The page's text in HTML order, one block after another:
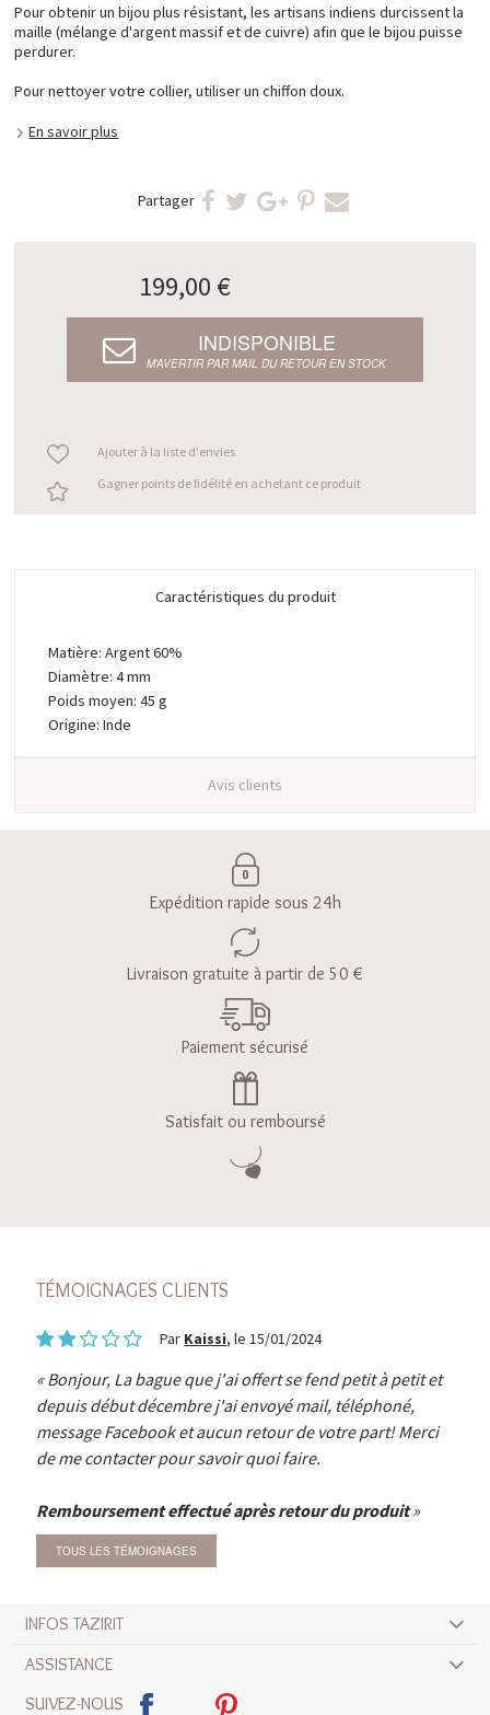
Pour obtenir un bijou plus résistant, les artisans indiens durcissent la
maille (mélange d'argent massif et de cuivre) afin que le bijou puisse
perdurer.
Pour nettoyer votre collier, utiliser un chiffon doux.
En savoir plus
Partager
199,00 €
INDISPONIBLE
M’AVERTIR PAR MAIL DU RETOUR EN STOCK
Ajouter à la liste d'envies
Gagner points de fidélité en achetant ce produit
Caractéristiques du produit
Matière: Argent 60%
Diamètre: 4 mm
Poids moyen: 45 g
Origine: Inde
Avis clients
Expédition rapide sous 24h
Livraison gratuite à partir de 50 €
Paiement sécurisé
Satisfait ou remboursé
TÉMOIGNAGES CLIENTS
Par Kaissi, le 15/01/2024
Bonjour, La bague que j'ai offert se fend petit à petit et
depuis début décembre j'ai envoyé mail, téléphoné,
message Facebook et aucun retour de votre part! Merci
de me contacter pour savoir quoi faire.
Remboursement effectué après retour du produit
TOUS LES TÉMOIGNAGES
INFOS TAZIRIT
ASSISTANCE
SUIVEZ-NOUS